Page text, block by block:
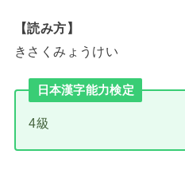
【読み方】
きさくみょうけい
日本漢字能力検定
4級